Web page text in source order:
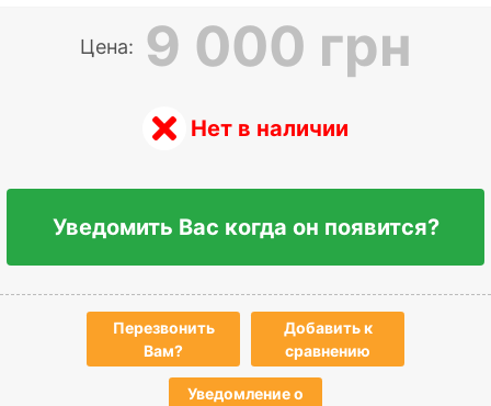
Цена: 9 000 грн
Нет в наличии
Уведомить Вас когда он появится?
Перезвонить
Вам?
Добавить к
сравнению
Уведомление о